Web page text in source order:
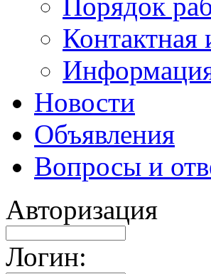
Новости
Объявления
Вопросы и
Авторизация
Логин: